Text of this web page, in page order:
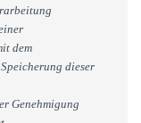
dem
dieser
Genehmigung